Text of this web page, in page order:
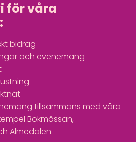
för våra
bidrag
och evenemang
tillsammans med våra
Bokmässan,
Almedalen